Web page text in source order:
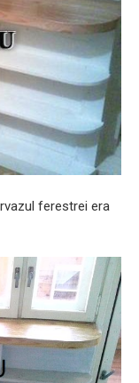
ferestrei era